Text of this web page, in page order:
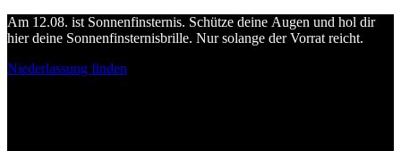
Am 12.08. ist Sonnenfinsternis. Schütze deine Augen und hol dir
hier deine Sonnenfinsternisbrille. Nur solange der Vorrat reicht.
Niederlassung finden